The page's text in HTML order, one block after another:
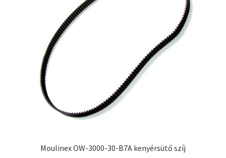
Kenyérsütő alkatrészek modellszám alapján
Kenyérsütő használati utasítások
Online HELP
Moulinex OW-3000-30-B7A kenyérsütő szíj